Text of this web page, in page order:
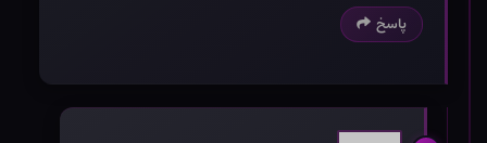
پاسخ